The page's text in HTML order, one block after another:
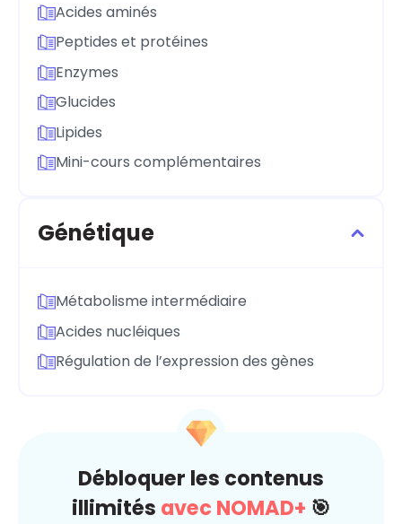
Acides aminés
Peptides et protéines
Enzymes
Glucides
Lipides
Mini-cours complémentaires
Génétique
Métabolisme intermédiaire
Acides nucléiques
Régulation de l’expression des gènes
Débloquer les contenus
illimités avec NOMAD+ 🎯